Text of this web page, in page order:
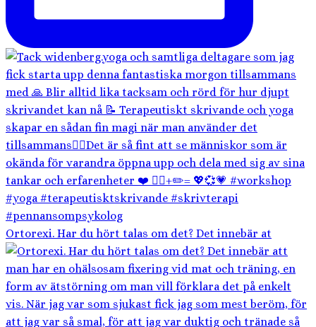
Ortorexi. Har du hört talas om det? Det innebär at